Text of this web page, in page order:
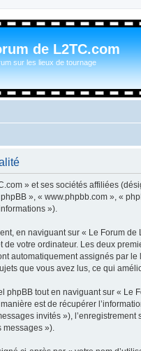
de L2TC.com
sur les lieux de tournage
» et ses sociétés affiliées
», « www.phpbb.com », «
»).
en naviguant sur « Le Forum
votre ordinateur. Les deux
automatiquement assignés par
que vous avez lus, ce qui
tout en naviguant sur «
est de récupérer
invités »),
messages »).